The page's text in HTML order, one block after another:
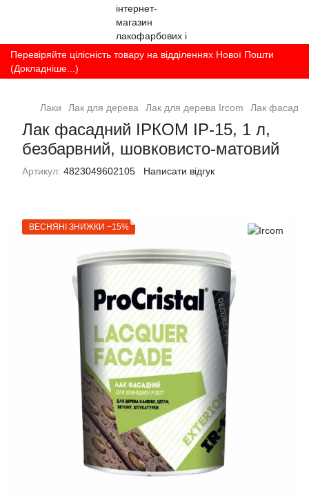
Перевіряйте цілісність товару на відділеннях Нової Пошти
(Докладніше...)
Лаки Лак для дерева Лак для дерева Ircom Лак
Лак фасадний ІРКОМ ІР-15, 1 л,
безбарвний, шовковисто-матовий
Артикул: 4823049602105 Написати відгук
ВЕСНЯНІ ЗНИЖКИ −15%